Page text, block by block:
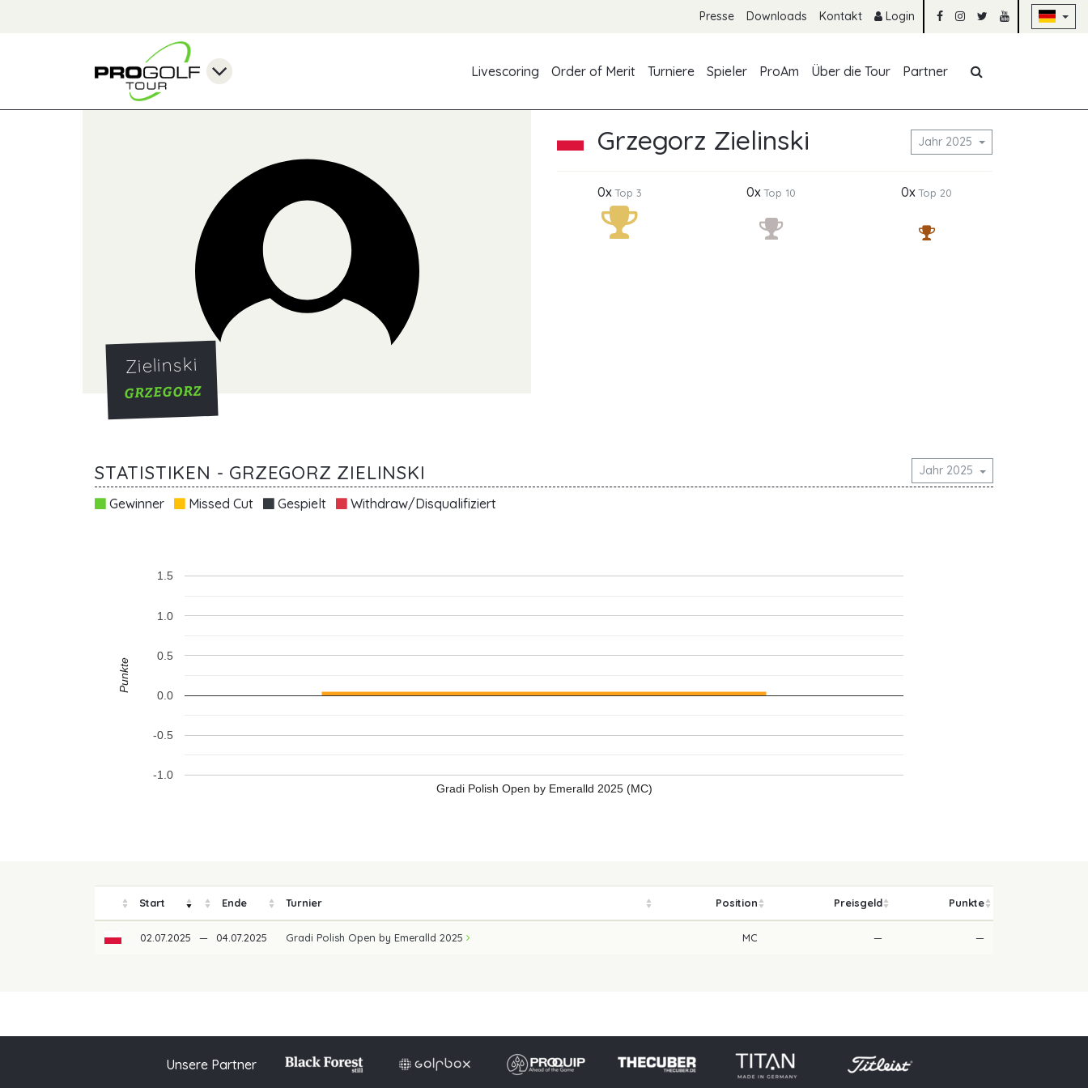
Presse Downloads Kontakt Login
Livescoring
Order of Merit Turniere Spieler ProAm Über die Tour Partner
Zielinski
GRZEGORZ
Grzegorz Zielinski Jahr 2025
0xTop 3 0xTop 10 0xTop 20
STATISTIKEN - GRZEGORZ ZIELINSKI Jahr 2025
Gewinner Missed Cut Gespielt Withdraw/Disqualifiziert
Gradi Polish Open by Emeralld 2025 (MC)
-1.0
-0.5
0.0
0.5
1.0
1.5
Punkte
Start Ende Turnier Position Preisgeld Punkte
02.07.2025 — 04.07.2025 Gradi Polish Open by Emeralld 2025 MC — —
Unsere Partner